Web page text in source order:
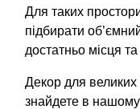
Для таких
підбирати
достатньо місця
Декор для великих
знайдете в нашому